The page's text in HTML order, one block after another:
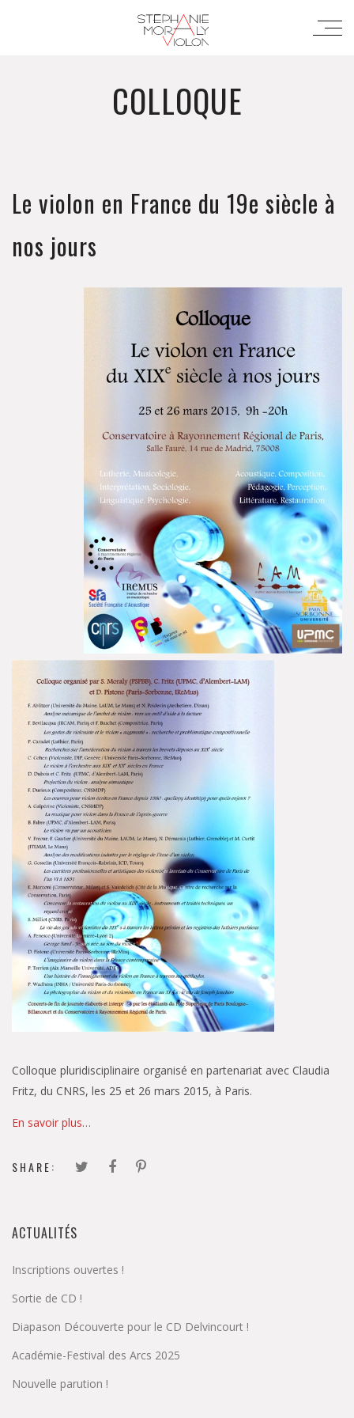
COLLOQUE
Le violon en France du 19e siècle à
nos jours
Colloque pluridisciplinaire organisé en partenariat avec Claudia
Fritz, du CNRS, les 25 et 26 mars 2015, à Paris.
En savoir plus…
SHARE:
ACTUALITÉS
Inscriptions ouvertes !
Sortie de CD !
Diapason Découverte pour le CD Delvincourt !
Académie-Festival des Arcs 2025
Nouvelle parution !